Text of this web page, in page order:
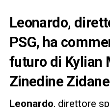
Leonardo,
PSG, ha
futuro di Kylian
Zinedine Zidane
Leonardo, direttore